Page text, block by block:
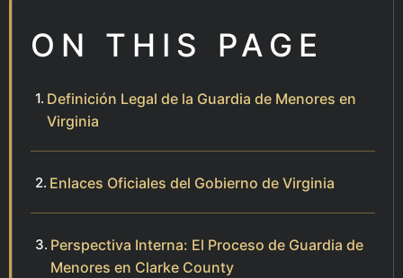
ON THIS PAGE
Definición Legal de la Guardia de Menores en
Virginia
Enlaces Oficiales del Gobierno de Virginia
Perspectiva Interna: El Proceso de Guardia de
Menores en Clarke County